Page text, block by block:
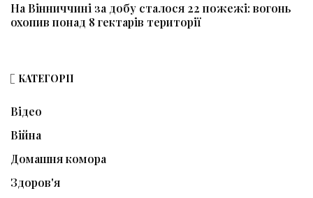
На Вінниччині за добу сталося 22 пожежі: вогонь
охопив понад 8 гектарів території
КАТЕГОРІЇ
Відео
Війна
Домашня комора
Здоров'я